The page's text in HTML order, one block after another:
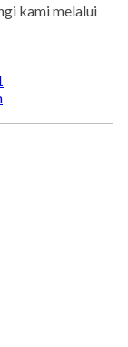
kami melalui